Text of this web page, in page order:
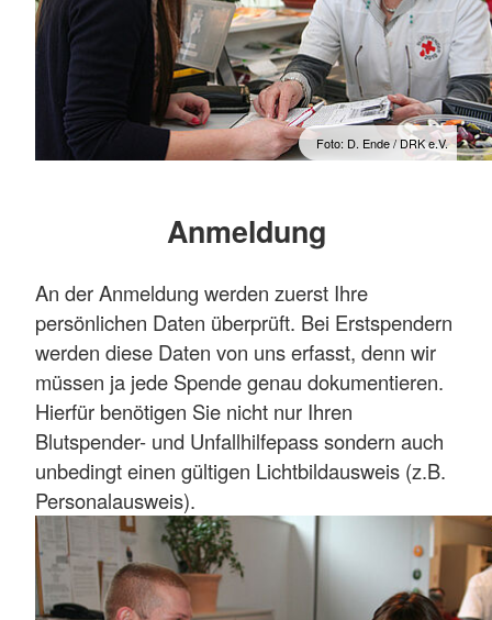
Foto: D. Ende / DRK e.V.
Anmeldung
An der Anmeldung werden zuerst Ihre
persönlichen Daten überprüft. Bei Erstspendern
werden diese Daten von uns erfasst, denn wir
müssen ja jede Spende genau dokumentieren.
Hierfür benötigen Sie nicht nur Ihren
Blutspender- und Unfallhilfepass sondern auch
unbedingt einen gültigen Lichtbildausweis (z.B.
Personalausweis).